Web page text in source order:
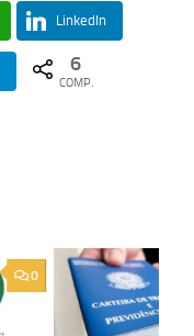
LinkedIn
6
COMP.
0